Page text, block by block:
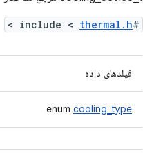
#include <
thermal.h
>
فیلدهای داده
enum cooling_type